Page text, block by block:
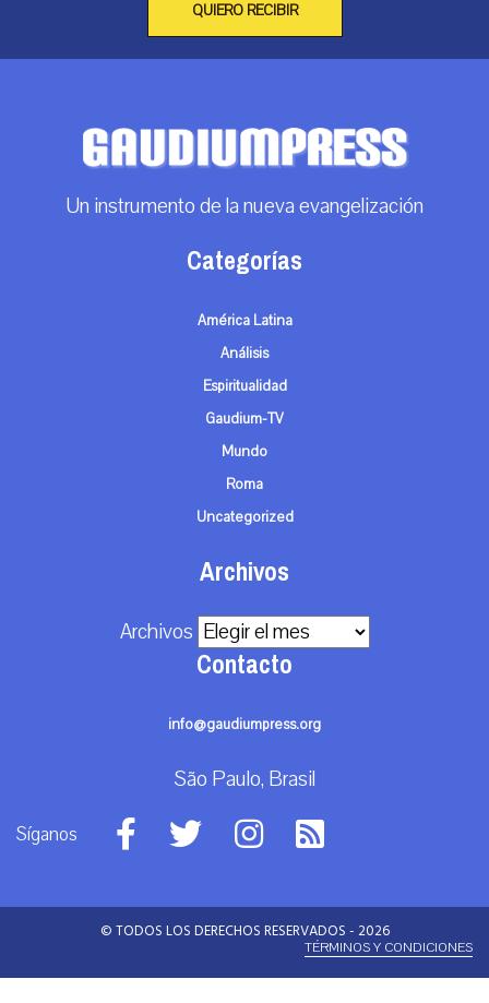
QUIERO RECIBIR
Un instrumento de la nueva evangelización
Categorías
América Latina
Análisis
Espiritualidad
Gaudium-TV
Mundo
Roma
Uncategorized
Archivos
Archivos
Contacto
info@gaudiumpress.org
São Paulo, Brasil
Síganos
© TODOS LOS DERECHOS RESERVADOS - 2026
TÉRMINOS Y CONDICIONES